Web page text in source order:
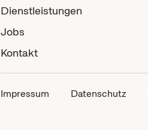
Dienstleistungen
Jobs
Kontakt
Impressum Datenschutz